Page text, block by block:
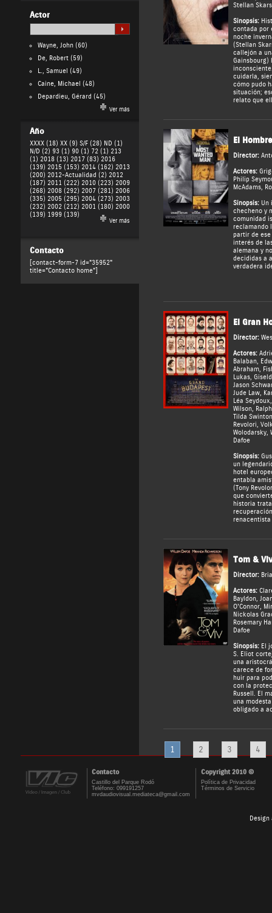
Actor
Wayne, John(60)
De, Robert(59)
L., Samuel (49)
Caine, Michael (48)
Depardieu, Gérard (45)
Ver más
Año
XXXX (18) XX (9) S/F (28) ND (1)
N/D (2) 93 (1) 90 (1) 72 (1) 213
(1) 2018 (13) 2017 (83) 2016
(139) 2015 (153) 2014 (162) 2013
(200) 2012-Actualidad (2) 2012
(187) 2011 (222) 2010 (223) 2009
(268) 2008 (292) 2007 (281) 2006
(335) 2005 (295) 2004 (273) 2003
(232) 2002 (212) 2001 (180) 2000
(139) 1999 (139)
Ver más
Contacto
[contact-form-7 id="35952"
title="Contacto home"]
Stellan
Sinopsis:
contada por
noche
(Stellan
callejón a
Gainsbourg)
cuidarla,
cómo pudo
situación;
relato que
El
Director:
Actores:
Philip
McAdams,
Sinopsis:Un
checheno y
comunidad
reclamando
partir de
interés de
alemana y
decididas a
verdadera
El Gran
Director:
Actores:
Balaban,
Abraham,
Lukas,
Jason
Jude Law,
Léa Seydoux
Wilson,
Tilda Swinton
Revolori,
Wolodarsky,
Dafoe
Sinopsis:
un
hotel
entabla
(Tony
que
historia
Tom & Viv
Director:
Actores:
Bayldon,
O'Connor,
Nickolas
Rosemary
Dafoe
Sinopsis:El
S. Eliot
una
carece de
huir para
con la
Russell. El
una
obligado a
1 2 3 4
Contacto Copyright 2010 ©
Castillo del Parque Rodó
Teléfono: 099191257
mvdaudiovisual.mediateca@gmail.com
Política de Privacidad
Términos de Servicio